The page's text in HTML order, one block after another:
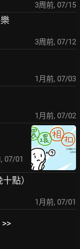
3周前, 07/15
3周前, 07/12
1月前, 07/03
1月前, 07/02
, 07/01
點）
1月前, 07/01